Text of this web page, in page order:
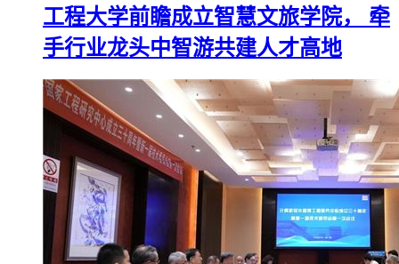
工程大学前瞻成立智慧文旅学院， 牵
手行业龙头中智游共建人才高地